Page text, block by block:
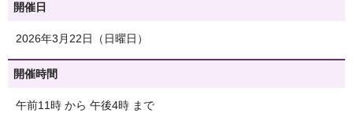
開催日
2026年3月22日（日曜日）
開催時間
午前11時 から 午後4時 まで